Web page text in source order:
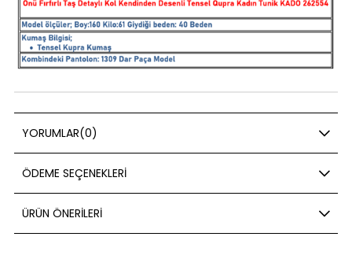
YORUMLAR(0)
ÖDEME SEÇENEKLERI
ÜRÜN ÖNERILERI